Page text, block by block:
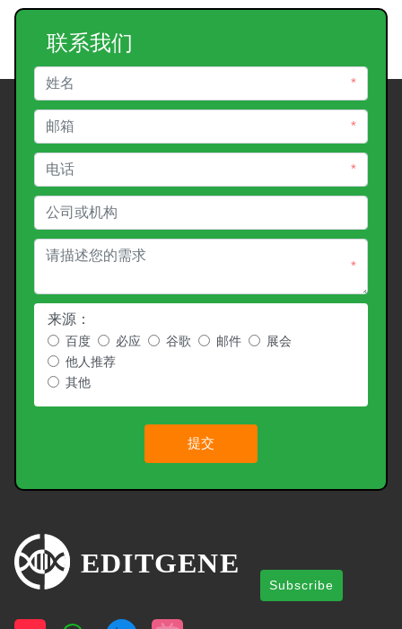
联系我们
*
*
*
*
来源：
百度 必应 谷歌 邮件
展会
他人推荐
其他
提交
Subscribe